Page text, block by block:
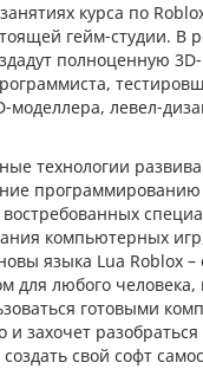
курса по
гейм-студии. В
полноценную
моделлера, левел-
технологии
компьютерных
языка Lua Roblox –
для любого человека,
готовыми
и захочет
свой софт